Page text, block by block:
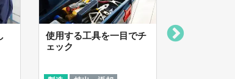
使用する工具を一目でチ
ェック
複数の入退